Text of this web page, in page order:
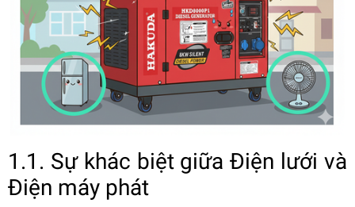
1.1. Sự khác biệt giữa Điện lưới và
Điện máy phát